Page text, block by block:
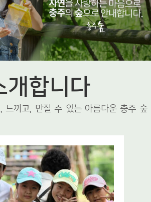
개합니다
느끼고, 만질 수 있는 아름다운 충주 숲